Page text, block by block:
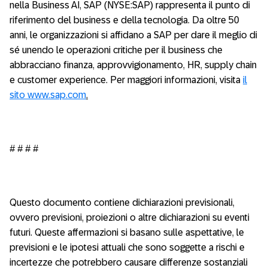
nella Business AI, SAP (NYSE:SAP) rappresenta il punto di
riferimento del business e della tecnologia. Da oltre 50
anni, le organizzazioni si affidano a SAP per dare il meglio di
sé unendo le operazioni critiche per il business che
abbracciano finanza, approvvigionamento, HR, supply chain
e customer experience. Per maggiori informazioni, visita il
sito www.sap.com.
# # # #
Questo documento contiene dichiarazioni previsionali,
ovvero previsioni, proiezioni o altre dichiarazioni su eventi
futuri. Queste affermazioni si basano sulle aspettative, le
previsioni e le ipotesi attuali che sono soggette a rischi e
incertezze che potrebbero causare differenze sostanziali